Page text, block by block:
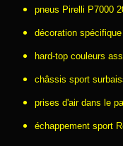
pneus Pirelli P7000
décoration
hard-top couleurs
châssis sport
prises d'air dans le
échappement sport